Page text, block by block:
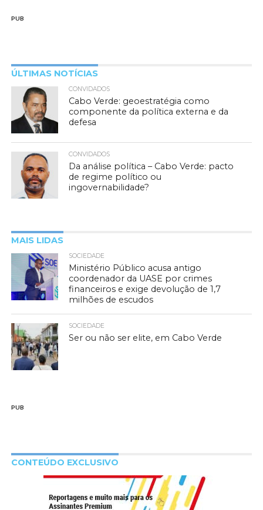
PUB
ÚLTIMAS NOTÍCIAS
CONVIDADOS
Cabo Verde: geoestratégia como
componente da política externa e da
defesa
CONVIDADOS
Da análise política – Cabo Verde: pacto
de regime político ou
ingovernabilidade?
MAIS LIDAS
SOCIEDADE
Ministério Público acusa antigo
coordenador da UASE por crimes
financeiros e exige devolução de 1,7
milhões de escudos
SOCIEDADE
Ser ou não ser elite, em Cabo Verde
PUB
CONTEÚDO EXCLUSIVO